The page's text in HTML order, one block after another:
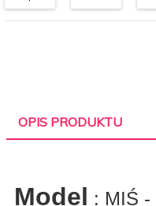
OPIS PRODUKTU
Model : MIŚ -